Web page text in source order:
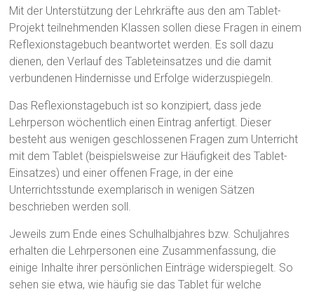
Mit der Unterstützung der Lehrkräfte aus den am Tablet-
Projekt teilnehmenden Klassen sollen diese Fragen in einem
Reflexionstagebuch beantwortet werden. Es soll dazu
dienen, den Verlauf des Tableteinsatzes und die damit
verbundenen Hindernisse und Erfolge widerzuspiegeln.
Das Reflexionstagebuch ist so konzipiert, dass jede
Lehrperson wöchentlich einen Eintrag anfertigt. Dieser
besteht aus wenigen geschlossenen Fragen zum Unterricht
mit dem Tablet (beispielsweise zur Häufigkeit des Tablet-
Einsatzes) und einer offenen Frage, in der eine
Unterrichtsstunde exemplarisch in wenigen Sätzen
beschrieben werden soll.
Jeweils zum Ende eines Schulhalbjahres bzw. Schuljahres
erhalten die Lehrpersonen eine Zusammenfassung, die
einige Inhalte ihrer persönlichen Einträge widerspiegelt. So
sehen sie etwa, wie häufig sie das Tablet für welche